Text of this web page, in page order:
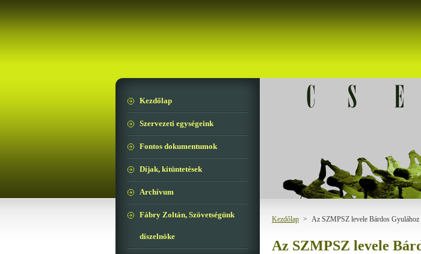
Kezdőlap > Az SZMPSZ levele Bárdos Gyulához
Az SZMPSZ levele
Kezdőlap
Szervezeti egységeink
Fontos dokumentumok
Díjak, kitüntetések
Archívum
Fábry Zoltán, Szövetségünk
díszelnöke